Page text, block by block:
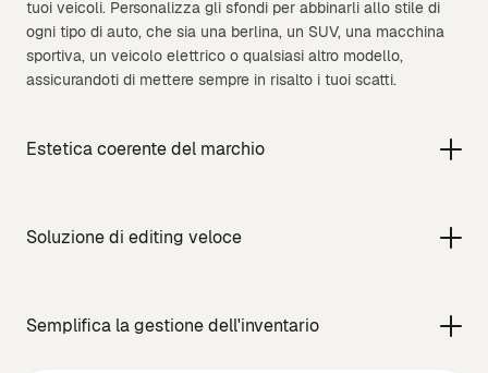
tuoi veicoli. Personalizza gli sfondi per abbinarli allo stile di
ogni tipo di auto, che sia una berlina, un SUV, una macchina
sportiva, un veicolo elettrico o qualsiasi altro modello,
assicurandoti di mettere sempre in risalto i tuoi scatti.
Estetica coerente del marchio
Soluzione di editing veloce
Semplifica la gestione dell'inventario